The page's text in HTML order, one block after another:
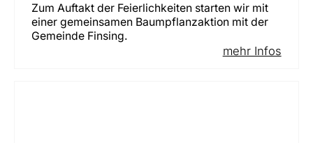
Zum Auftakt der Feierlichkeiten starten wir mit
einer gemeinsamen Baumpflanzaktion mit der
Gemeinde Finsing.
mehr Infos